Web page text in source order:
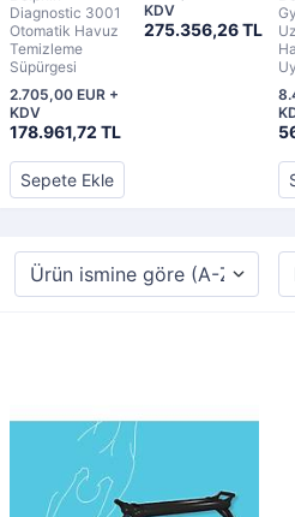
Diagnostic 3001
Otomatik Havuz
Temizleme
Süpürgesi
178.961,72 TL
2.705,00 EUR +
KDV
Sepete Ekle
275.356,26 TL
KDV